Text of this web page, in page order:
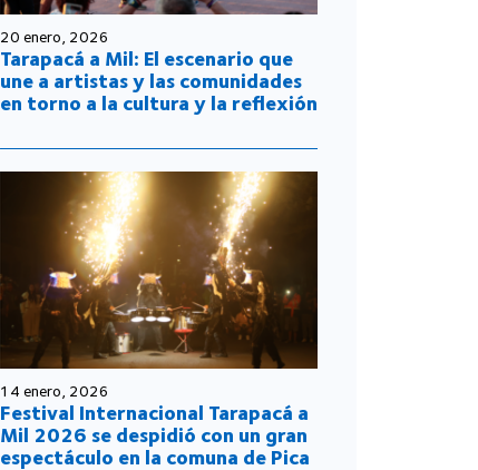
20 enero, 2026
Tarapacá a Mil: El escenario que
une a artistas y las comunidades
en torno a la cultura y la reflexión
14 enero, 2026
Festival Internacional Tarapacá a
Mil 2026 se despidió con un gran
espectáculo en la comuna de Pica